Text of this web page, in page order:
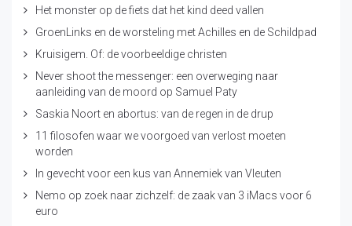
Het monster op de fiets dat het kind deed vallen
GroenLinks en de worsteling met Achilles en de Schildpad
Kruisigem. Of: de voorbeeldige christen
Never shoot the messenger: een overweging naar
aanleiding van de moord op Samuel Paty
Saskia Noort en abortus: van de regen in de drup
11 filosofen waar we voorgoed van verlost moeten
worden
In gevecht voor een kus van Annemiek van Vleuten
Nemo op zoek naar zichzelf: de zaak van 3 iMacs voor 6
euro